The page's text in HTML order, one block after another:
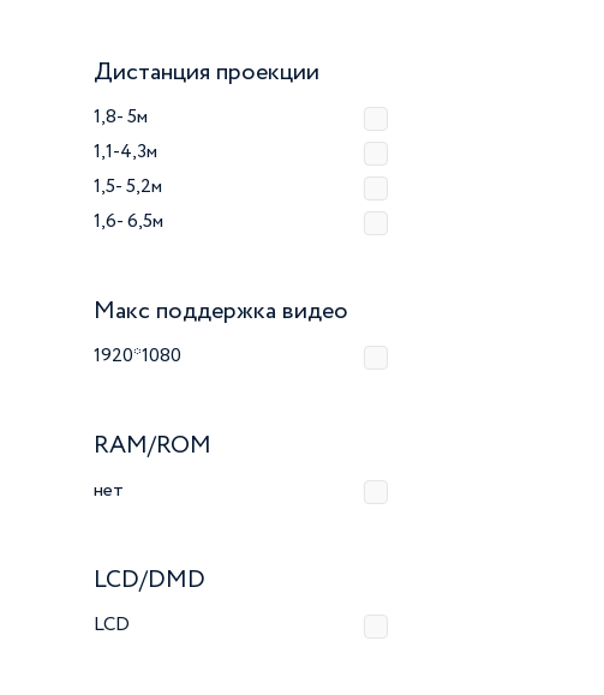
Дистанция проекции
1,8- 5м
1,1-4,3м
1,5- 5,2м
1,6- 6,5м
Макс поддержка видео
1920*1080
RAM/ROM
нет
LCD/DMD
LCD